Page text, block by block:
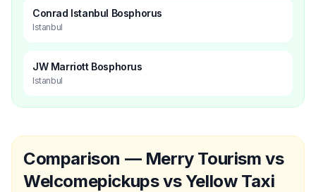
Conrad Istanbul Bosphorus
Istanbul
JW Marriott Bosphorus
Istanbul
Comparison — Merry Tourism vs
Welcomepickups vs Yellow Taxi